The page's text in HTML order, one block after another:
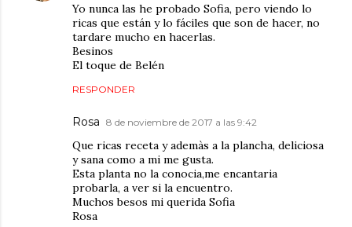
Yo nunca las he probado Sofia, pero viendo lo
ricas que están y lo fáciles que son de hacer, no
tardare mucho en hacerlas.
Besinos
El toque de Belén
RESPONDER
Rosa 8 de noviembre de 2017 a las 9:42
Que ricas receta y ademàs a la plancha, deliciosa
y sana como a mi me gusta.
Esta planta no la conocia,me encantaria
probarla, a ver si la encuentro.
Muchos besos mi querida Sofia
Rosa